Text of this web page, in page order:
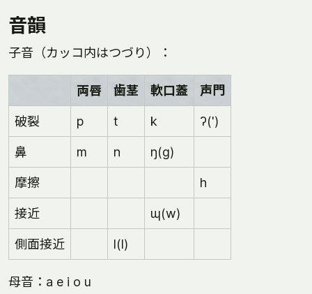
音韻
子音（カッコ内はつづり）：
両唇 歯茎 軟口蓋 声門
破裂 p t k ʔ(')
鼻 m n ŋ(g)
摩擦 h
接近 ɰ(w)
側面接近 l(l)
母音：a e i o u